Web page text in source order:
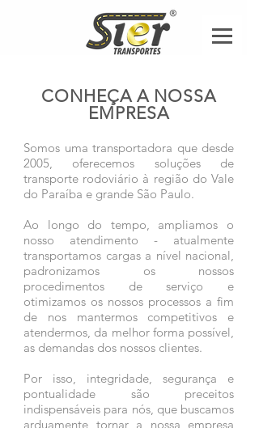
CONHEÇA A NOSSA
EMPRESA
Somos uma transportadora que desde
2005, oferecemos soluções de
transporte rodoviário à região do Vale
do Paraíba e grande São Paulo.
Ao longo do tempo, ampliamos o
nosso atendimento - atualmente
transportamos cargas a nível nacional,
padronizamos os nossos
procedimentos de serviço e
otimizamos os nossos processos a fim
de nos mantermos competitivos e
atendermos, da melhor forma possível,
as demandas dos nossos clientes.
Por isso, integridade, segurança e
pontualidade são preceitos
indispensáveis para nós, que buscamos
arduamente tornar a nossa empresa